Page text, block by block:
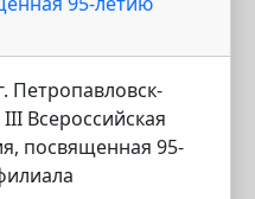
Петропавловск-
Всероссийская
посвященная 95-